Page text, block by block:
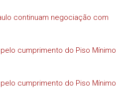
continuam negociação com
cumprimento do Piso Mínimo
cumprimento do Piso Mínimo